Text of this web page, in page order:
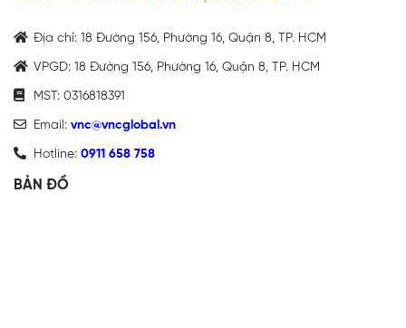
Địa chỉ: 18 Đường 156, Phường 16, Quận 8, TP. HCM
VPGD: 18 Đường 156, Phường 16, Quận 8, TP. HCM
MST: 0316818391
Email: vnc@vncglobal.vn
Hotline: 0911 658 758
BẢN ĐỒ